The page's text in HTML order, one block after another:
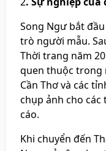
Song Ngư bắt
trò người mẫu.
Thời trang năm
quen thuộc trong
Cần Thơ và các
chụp ảnh cho
cáo.
Khi chuyển đến